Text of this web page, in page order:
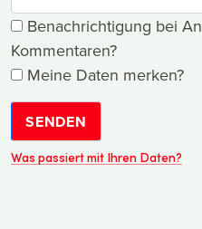
Benachrichtigung bei
Kommentaren?
Meine Daten merken?
SENDEN
Was passiert mit Ihren Daten?